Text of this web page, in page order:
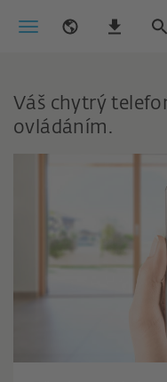
Váš chytrý
ovládáním.